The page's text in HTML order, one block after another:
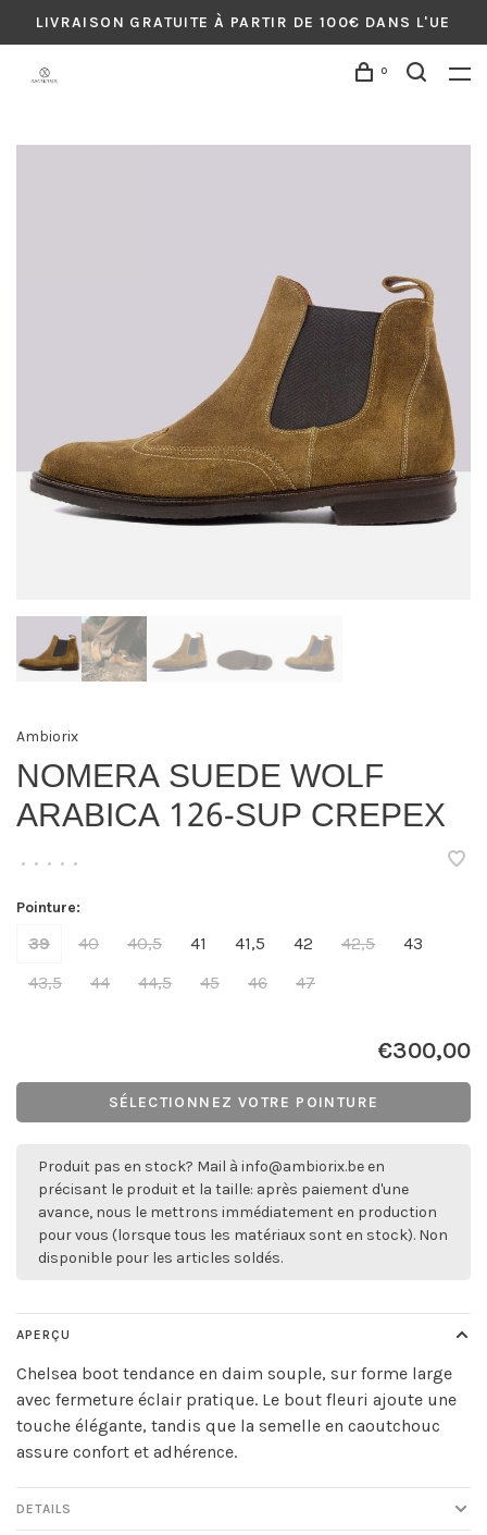
LIVRAISON GRATUITE À PARTIR DE 100€ DANS L'UE
0
Ambiorix
NOMERA SUEDE WOLF
ARABICA 126-SUP CREPEX
• • • • •
Pointure:
39 40 40,5 41 41,5 42 42,5
43
43,5
44 44,5 45 46 47
€300,00
SÉLECTIONNEZ VOTRE POINTURE
Produit pas en stock? Mail à info@ambiorix.be en
précisant le produit et la taille: après paiement d'une
avance, nous le mettrons immédiatement en production
pour vous (lorsque tous les matériaux sont en stock). Non
disponible pour les articles soldés.
APERÇU
Chelsea boot tendance en daim souple, sur forme large
avec fermeture éclair pratique. Le bout fleuri ajoute une
touche élégante, tandis que la semelle en caoutchouc
assure confort et adhérence.
DETAILS